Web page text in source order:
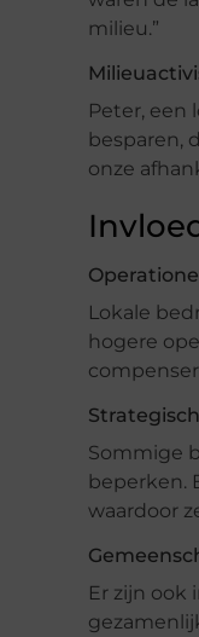
milieu.”
Peter, een
besparen,
onze
Lokale
hogere
Sommige
beperken.
waardoor
Er zijn ook